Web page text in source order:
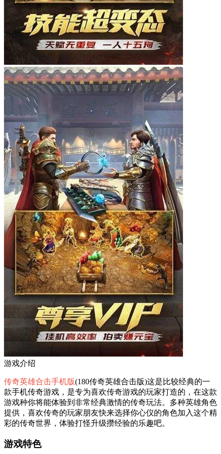
游戏介绍
传奇英雄合击手机版(180传奇英雄合击版)这是比较经典的一
款手机传奇游戏，是专为喜欢传奇游戏的玩家打造的，在这款
游戏种你将能体验到非常经典激情的传奇玩法。多种英雄角色
提供，喜欢传奇的玩家朋友快来选择你心仪的角色加入这个精
彩的传奇世界，体验打怪升级攒经验的乐趣吧。
游戏特色